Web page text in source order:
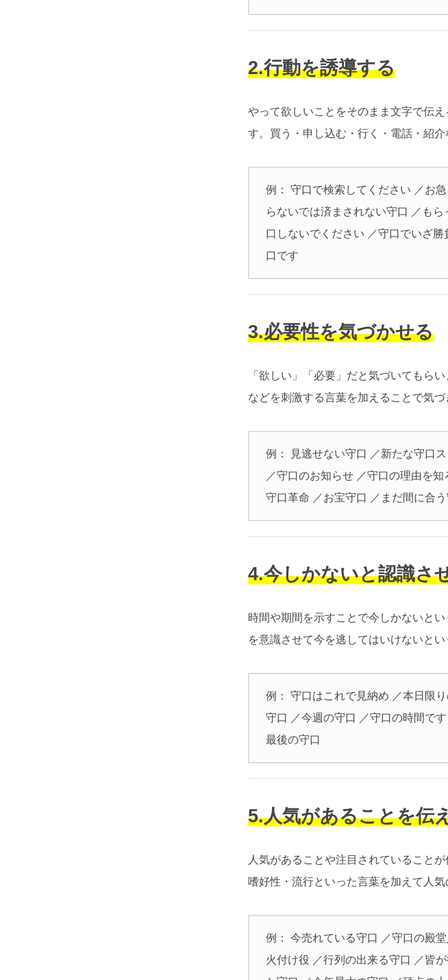
2.行動を誘導する
やって欲しいことをそのまま文字で伝
す。買う・申し込む・行く・電話・紹
例： 守口で検索してください ／お
らないでは済まされない守口 ／も
口しないでください ／守口でいざ
口です
3.必要性を気づかせる
「欲しい」「必要」だと気づいてもら
などを刺激する言葉を加えることで気
例： 見逃せない守口 ／新たな守口
／守口のお知らせ ／守口の理由を
守口革命 ／お宝守口 ／まだ間に合う
4.今しかないと認識さ
時間や期間を示すことで今しかないと
を意識させて今を逃してはいけないとい
例： 守口はこれで見納め ／本日限
守口 ／今週の守口 ／守口の時間で
最後の守口
5.人気があることを伝
人気があることや注目されていること
嗜好性・流行といった言葉を加えて人
例： 今売れている守口 ／守口の殿
火付け役 ／行列の出来る守口 ／皆